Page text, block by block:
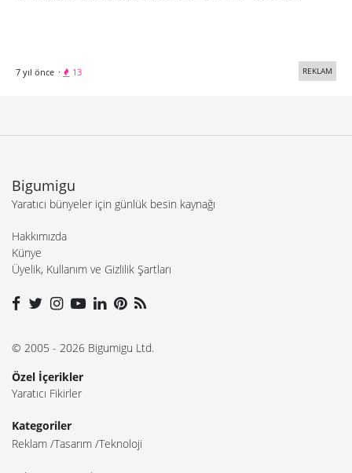
7 yıl önce · 13 REKLAM
Bigumigu
Yaratıcı bünyeler için günlük besin kaynağı
Hakkımızda
Künye
Üyelik, Kullanım ve Gizlilik Şartları
© 2005 - 2026 Bigumigu Ltd.
Özel İçerikler
Yaratıcı Fikirler
Kategoriler
Reklam Tasarım Teknoloji